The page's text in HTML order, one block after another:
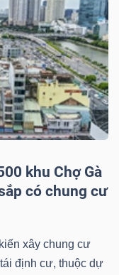
khu Chợ Gà
có chung cư
xây chung cư
định cư, thuộc dự